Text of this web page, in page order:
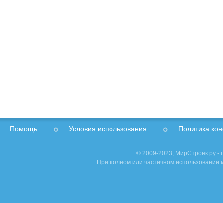
Помощь Условия использования Политика
© 2009-2023, МирСтроек.ру -
При полном или частичном использовании